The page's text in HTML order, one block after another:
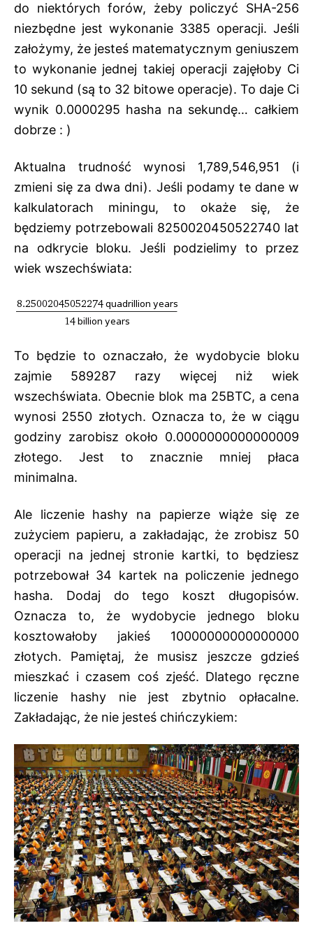
do niektórych forów, żeby policzyć SHA-256
niezbędne jest wykonanie 3385 operacji. Jeśli
założymy, że jesteś matematycznym geniuszem
to wykonanie jednej takiej operacji zajęłoby Ci
10 sekund (są to 32 bitowe operacje). To daje Ci
wynik 0.0000295 hasha na sekundę… całkiem
dobrze : )
Aktualna trudność wynosi 1,789,546,951 (i
zmieni się za dwa dni). Jeśli podamy te dane w
kalkulatorach miningu, to okaże się, że
będziemy potrzebowali 8250020450522740 lat
na odkrycie bloku. Jeśli podzielimy to przez
wiek wszechświata:
To będzie to oznaczało, że wydobycie bloku
zajmie 589287 razy więcej niż wiek
wszechświata. Obecnie blok ma 25BTC, a cena
wynosi 2550 złotych. Oznacza to, że w ciągu
godziny zarobisz około 0.0000000000000009
złotego. Jest to znacznie mniej płaca
minimalna.
Ale liczenie hashy na papierze wiąże się ze
zużyciem papieru, a zakładając, że zrobisz 50
operacji na jednej stronie kartki, to będziesz
potrzebował 34 kartek na policzenie jednego
hasha. Dodaj do tego koszt długopisów.
Oznacza to, że wydobycie jednego bloku
kosztowałoby jakieś 10000000000000000
złotych. Pamiętaj, że musisz jeszcze gdzieś
mieszkać i czasem coś zjeść. Dlatego ręczne
liczenie hashy nie jest zbytnio opłacalne.
Zakładając, że nie jesteś chińczykiem: